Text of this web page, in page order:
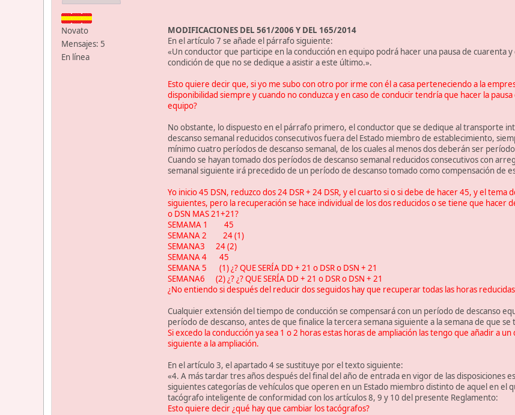
Novato
Mensajes: 5
En línea
MODIFICACIONES DEL 561/2006 Y DEL 165/2014
En el artículo 7 se añade el párrafo siguiente:
«Un conductor que participe en la conducción en equipo podrá hacer una pausa de cuarenta
condición de que no se dedique a asistir a este último.».
Esto quiere decir que, si yo me subo con otro por irme con él a casa perteneciendo a la
disponibilidad siempre y cuando no conduzca y en caso de conducir tendría que hacer la
equipo?
No obstante, lo dispuesto en el párrafo primero, el conductor que se dedique al transporte
descanso semanal reducidos consecutivos fuera del Estado miembro de establecimiento,
mínimo cuatro períodos de descanso semanal, de los cuales al menos dos deberán ser
Cuando se hayan tomado dos períodos de descanso semanal reducidos consecutivos con
semanal siguiente irá precedido de un período de descanso tomado como compensación de
Yo inicio 45 DSN, reduzco dos 24 DSR + 24 DSR, y el cuarto si o si debe de hacer 45, y el
siguientes, pero la recuperación se hace individual de los dos reducidos o se tiene que hacer
o DSN MAS 21+21?
SEMAMA 1 45
SEMANA 2 24 (1)
SEMANA3 24 (2)
SEMANA 4 45
SEMANA 5 (1) ¿? QUE SERÍA DD + 21 o DSR o DSN + 21
SEMANA6 (2) ¿? ¿? QUE SERÍA DD + 21 o DSR o DSN + 21
¿No entiendo si después del reducir dos seguidos hay que recuperar todas las horas
Cualquier extensión del tiempo de conducción se compensará con un período de descanso
período de descanso, antes de que finalice la tercera semana siguiente a la semana de que se
Si excedo la conducción ya sea 1 o 2 horas estas horas de ampliación las tengo que añadir a
siguiente a la ampliación.
En el artículo 3, el apartado 4 se sustituye por el texto siguiente:
«4. A más tardar tres años después del final del año de entrada en vigor de las disposiciones
siguientes categorías de vehículos que operen en un Estado miembro distinto de aquel en el
tacógrafo inteligente de conformidad con los artículos 8, 9 y 10 del presente Reglamento:
Esto quiere decir ¿qué hay que cambiar los tacógrafos?